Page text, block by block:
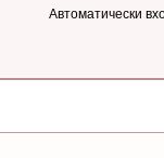
Автоматически